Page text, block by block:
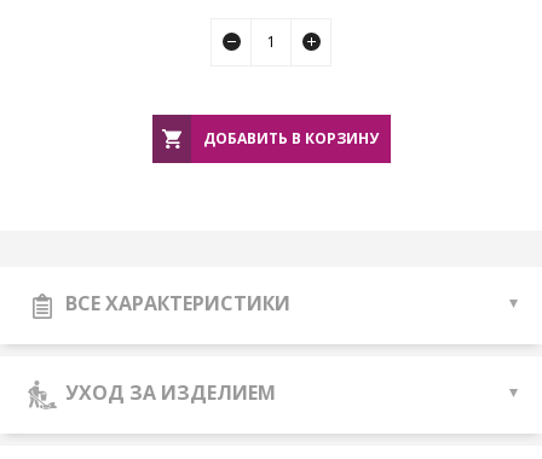
ДОБАВИТЬ В КОРЗИНУ
ВСЕ ХАРАКТЕРИСТИКИ
УХОД ЗА ИЗДЕЛИЕМ